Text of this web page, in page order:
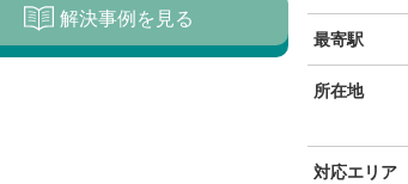
最寄駅
所在地
対応エリア
解決事例を見る